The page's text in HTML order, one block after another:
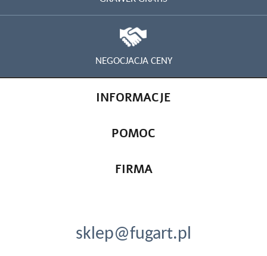
NEGOCJACJA CENY
INFORMACJE
POMOC
FIRMA
sklep@fugart.pl